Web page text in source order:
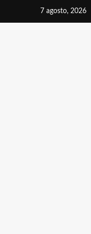
7 agosto, 2026